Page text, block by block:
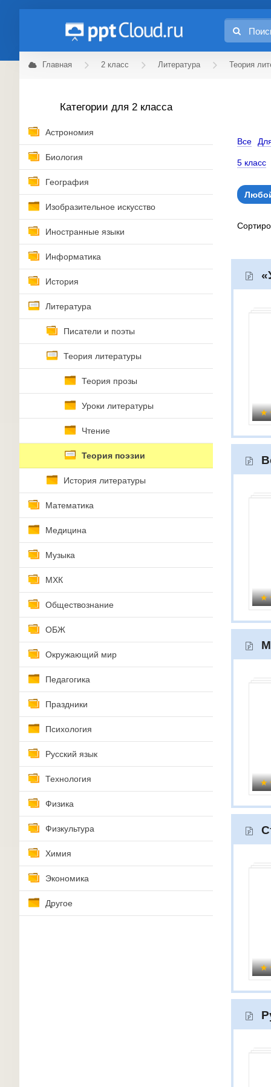
Главная 2 класс Литература Теория
Категории для 2 класса
Астрономия
Биология
География
Изобразительное искусство
Иностранные языки
Информатика
История
Литература
Писатели и поэты
Теория литературы
Теория прозы
Уроки литературы
Чтение
Теория поэзии
История литературы
Математика
Медицина
Музыка
МХК
Обществознание
ОБЖ
Окружающий мир
Педагогика
Праздники
Психология
Русский язык
Технология
Физика
Физкультура
Химия
Экономика
Другое
Все
5 класс